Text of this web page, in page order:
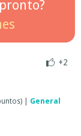
+2
General